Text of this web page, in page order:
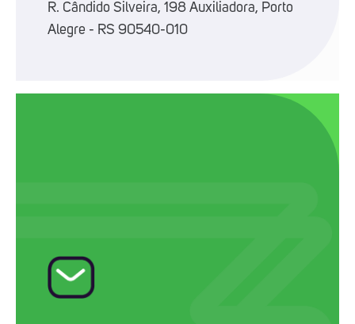
R. Cândido Silveira, 198 Auxiliadora, Porto
Alegre - RS 90540-010